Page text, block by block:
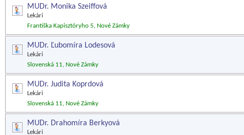
MUDr. Monika Szeiffová
Lekári
Františka Kapisztóryho 5, Nové Zámky
MUDr. Ľubomíra Lodesová
Lekári
Slovenská 11, Nové Zámky
MUDr. Judita Koprdová
Lekári
Slovenská 11, Nové Zámky
MUDr. Drahomíra Berkyová
Lekári